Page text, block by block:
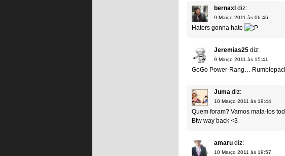
bernaxl diz:
9 Março 2011 às 06:46
Haters gonna hate
Jeremias25 diz:
9 Março 2011 às 15:41
GoGo Power-Rang…
Juma diz:
10 Março 2011 às 19:44
Quem foram? Vamos mata-los
Btw way back <3
amaru diz:
10 Março 2011 às 19:57